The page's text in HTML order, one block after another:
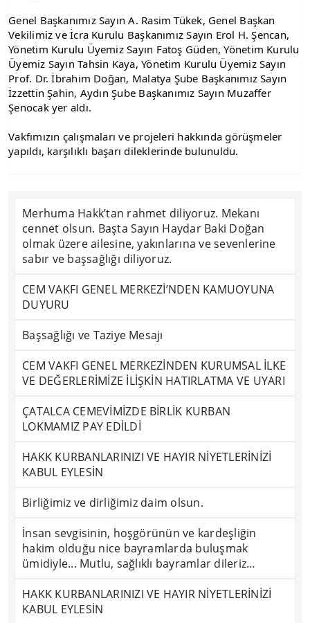
Genel Başkanımız Sayın A. Rasim Tükek, Genel Başkan
Vekilimiz ve İcra Kurulu Başkanımız Sayın Erol H. Şencan,
Yönetim Kurulu Üyemiz Sayın Fatoş Güden, Yönetim Kurulu
Üyemiz Sayın Tahsin Kaya, Yönetim Kurulu Üyemiz Sayın
Prof. Dr. İbrahim Doğan, Malatya Şube Başkanımız Sayın
İzzettin Şahin, Aydın Şube Başkanımız Sayın Muzaffer
Şenocak yer aldı.
Vakfımızın çalışmaları ve projeleri hakkında görüşmeler
yapıldı, karşılıklı başarı dileklerinde bulunuldu.
Merhuma Hakk’tan rahmet diliyoruz. Mekanı
cennet olsun. Başta Sayın Haydar Baki Doğan
olmak üzere ailesine, yakınlarına ve sevenlerine
sabır ve başsağlığı diliyoruz.
CEM VAKFI GENEL MERKEZİ’NDEN KAMUOYUNA
DUYURU
Başsağlığı ve Taziye Mesajı
CEM VAKFI GENEL MERKEZİNDEN KURUMSAL İLKE
VE DEĞERLERİMİZE İLİŞKİN HATIRLATMA VE UYARI
ÇATALCA CEMEVİMİZDE BİRLİK KURBAN
LOKMAMIZ PAY EDİLDİ
HAKK KURBANLARINIZI VE HAYIR NİYETLERİNİZİ
KABUL EYLESİN
Birliğimiz ve dirliğimiz daim olsun.
İnsan sevgisinin, hoşgörünün ve kardeşliğin
hakim olduğu nice bayramlarda buluşmak
ümidiyle... Mutlu, sağlıklı bayramlar dileriz…
HAKK KURBANLARINIZI VE HAYIR NİYETLERİNİZİ
KABUL EYLESİN